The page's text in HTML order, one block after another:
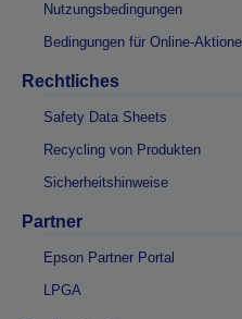
Nutzungsbedingungen
Bedingungen für Online-
Rechtliches
Safety Data Sheets
Recycling von Produkten
Sicherheitshinweise
Partner
Epson Partner Portal
LPGA